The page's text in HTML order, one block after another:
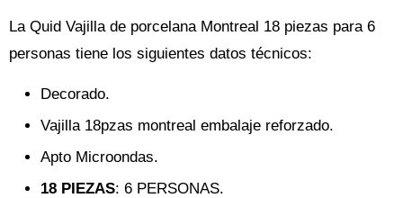
La Quid Vajilla de porcelana Montreal 18 piezas para 6
personas tiene los siguientes datos técnicos:
Decorado.
Vajilla 18pzas montreal embalaje reforzado.
Apto Microondas.
18 PIEZAS: 6 PERSONAS.